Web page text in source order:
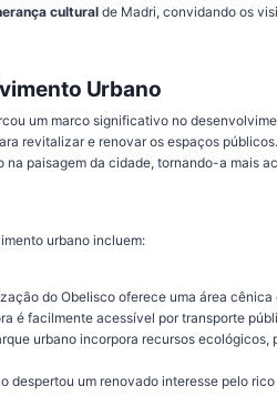
culturalde Madri, convidando os
Urbano
um marco significativo no
revitalizar e renovar os espaços
paisagem da cidade, tornando-a mais
urbano incluem:
do Obelisco oferece uma área
é facilmente acessível por transporte
urbano incorpora recursos ecológicos,
despertou um renovado interesse pelo